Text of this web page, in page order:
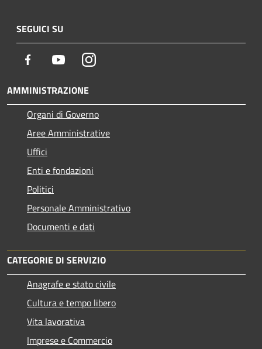
SEGUICI SU
Facebook YoutubeInstagram
AMMINISTRAZIONE
Organi di Governo
Aree Amministrative
Uffici
Enti e fondazioni
Politici
Personale Amministrativo
Documenti e dati
CATEGORIE DI SERVIZIO
Anagrafe e stato civile
Cultura e tempo libero
Vita lavorativa
Imprese e Commercio